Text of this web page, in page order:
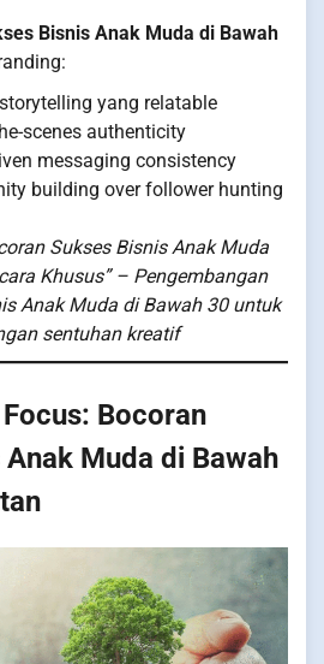
Bisnis Anak Muda di Bawah
yang relatable
scenes authenticity
messaging consistency
building over follower hunting
Sukses Bisnis Anak Muda
Khusus” – Pengembangan
Anak Muda di Bawah 30 untuk
sentuhan kreatif
Bocoran
Muda di Bawah